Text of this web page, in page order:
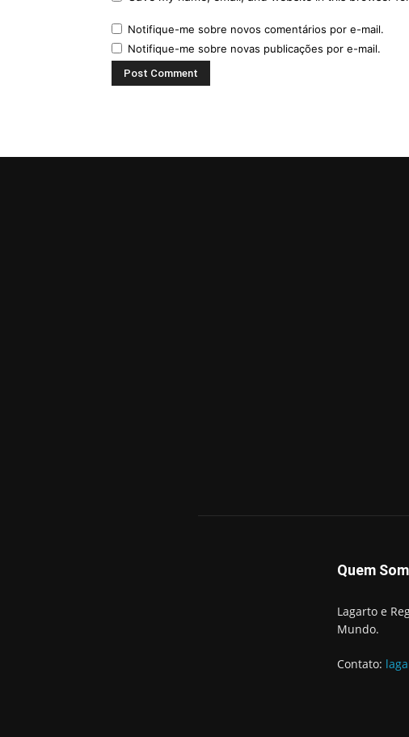
Notifique-me sobre novos comentários por e-mail.
Notifique-me sobre novas publicações por e-mail.
Quem
Lagarto e
Mundo.
Contato: